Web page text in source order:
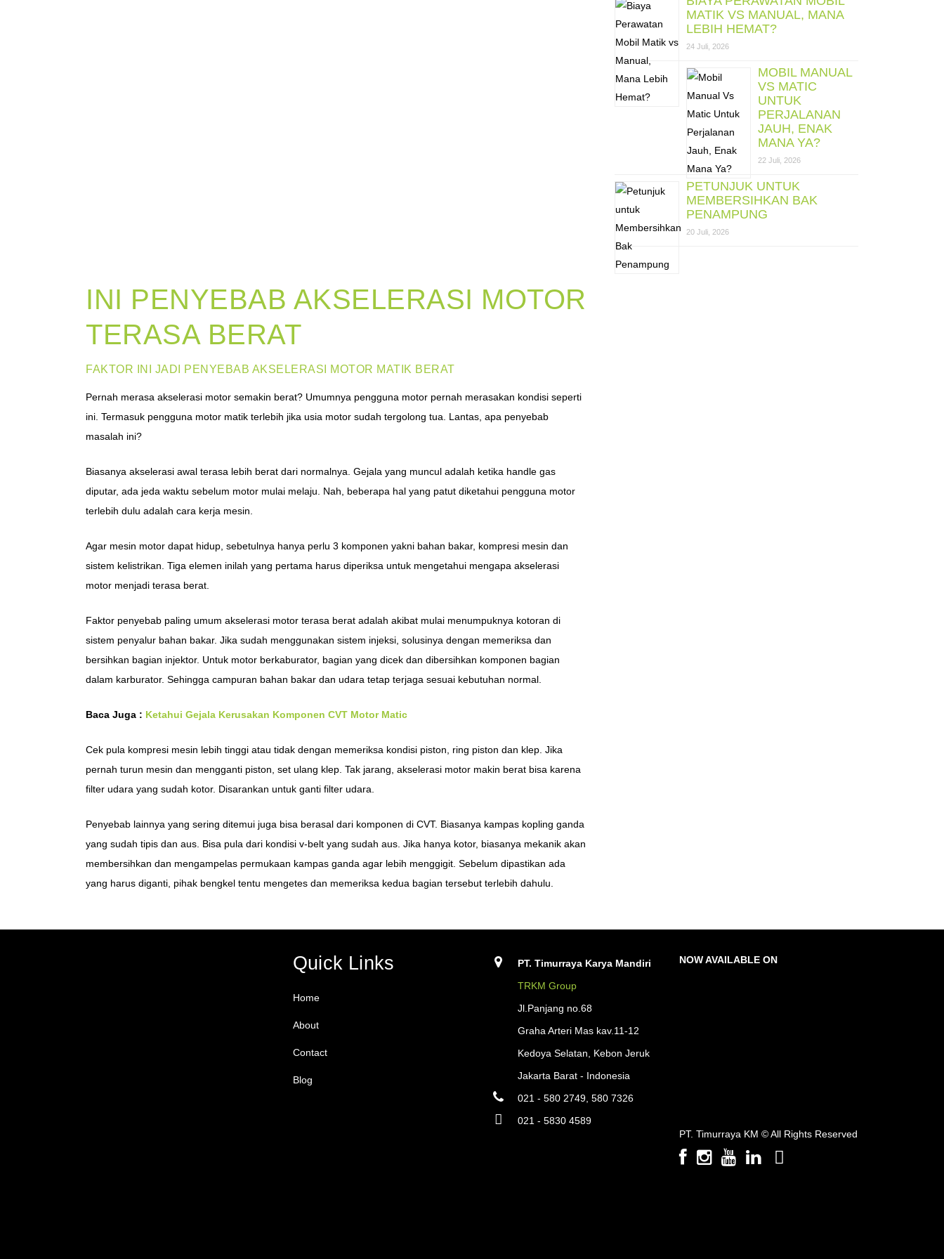
INI PENYEBAB AKSELERASI MOTOR
TERASA BERAT
FAKTOR INI JADI PENYEBAB AKSELERASI MOTOR MATIK BERAT
Pernah merasa akselerasi motor semakin berat? Umumnya pengguna motor pernah merasakan kondisi seperti
ini. Termasuk pengguna motor matik terlebih jika usia motor sudah tergolong tua. Lantas, apa penyebab
masalah ini?
Biasanya akselerasi awal terasa lebih berat dari normalnya. Gejala yang muncul adalah ketika handle gas
diputar, ada jeda waktu sebelum motor mulai melaju. Nah, beberapa hal yang patut diketahui pengguna motor
terlebih dulu adalah cara kerja mesin.
Agar mesin motor dapat hidup, sebetulnya hanya perlu 3 komponen yakni bahan bakar, kompresi mesin dan
sistem kelistrikan. Tiga elemen inilah yang pertama harus diperiksa untuk mengetahui mengapa akselerasi
motor menjadi terasa berat.
Faktor penyebab paling umum akselerasi motor terasa berat adalah akibat mulai menumpuknya kotoran di
sistem penyalur bahan bakar. Jika sudah menggunakan sistem injeksi, solusinya dengan memeriksa dan
bersihkan bagian injektor. Untuk motor berkaburator, bagian yang dicek dan dibersihkan komponen bagian
dalam karburator. Sehingga campuran bahan bakar dan udara tetap terjaga sesuai kebutuhan normal.
Baca Juga : Ketahui Gejala Kerusakan Komponen CVT Motor Matic
Cek pula kompresi mesin lebih tinggi atau tidak dengan memeriksa kondisi piston, ring piston dan klep. Jika
pernah turun mesin dan mengganti piston, set ulang klep. Tak jarang, akselerasi motor makin berat bisa karena
filter udara yang sudah kotor. Disarankan untuk ganti filter udara.
Penyebab lainnya yang sering ditemui juga bisa berasal dari komponen di CVT. Biasanya kampas kopling ganda
yang sudah tipis dan aus. Bisa pula dari kondisi v-belt yang sudah aus. Jika hanya kotor, biasanya mekanik akan
membersihkan dan mengampelas permukaan kampas ganda agar lebih menggigit. Sebelum dipastikan ada
yang harus diganti, pihak bengkel tentu mengetes dan memeriksa kedua bagian tersebut terlebih dahulu.
MATIK VS MANUAL, MANA
LEBIH HEMAT?
24 Juli, 2026
MOBIL MANUAL
VS MATIC
UNTUK
PERJALANAN
JAUH, ENAK
MANA YA?
22 Juli, 2026
PETUNJUK UNTUK
MEMBERSIHKAN BAK
PENAMPUNG
20 Juli, 2026
Quick Links
Home
About
Contact
Blog
PT. Timurraya Karya Mandiri
TRKM Group
Jl.Panjang no.68
Graha Arteri Mas kav.11-12
Kedoya Selatan, Kebon Jeruk
Jakarta Barat - Indonesia
021 - 580 2749, 580 7326
021 - 5830 4589
NOW AVAILABLE ON
PT. Timurraya KM ©All Rights Reserved